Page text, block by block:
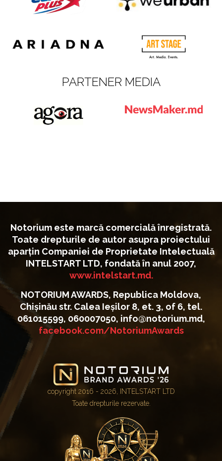
PARTENER MEDIA
Notorium este marcă comercială înregistrată.
Toate drepturile de autor asupra proiectului
aparțin Companiei de Proprietate Intelectuală
INTELSTART LTD, fondată în anul 2007,
www.intelstart.md.
NOTORIUM AWARDS, Republica Moldova,
Chișinău str. Calea Ieșilor 8, et. 3, of 6, tel.
061015599, 060007050, info@notorium.md,
facebook.com/NotoriumAwards
copyright 2016 - 2026, INTELSTART LTD
Toate drepturile rezervate.